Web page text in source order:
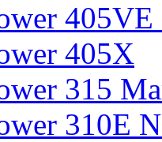
405VE
405X
315
310E